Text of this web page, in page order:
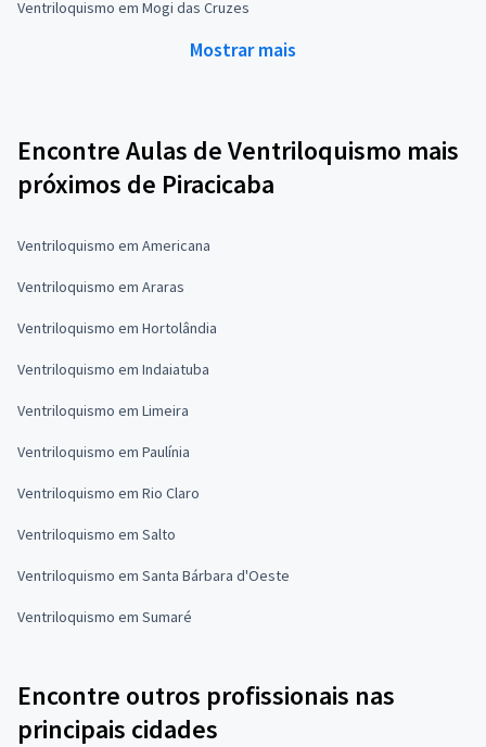
Ventriloquismo em Mogi das Cruzes
Mostrar mais
Encontre Aulas de Ventriloquismo mais
próximos de Piracicaba
Ventriloquismo em Americana
Ventriloquismo em Araras
Ventriloquismo em Hortolândia
Ventriloquismo em Indaiatuba
Ventriloquismo em Limeira
Ventriloquismo em Paulínia
Ventriloquismo em Rio Claro
Ventriloquismo em Salto
Ventriloquismo em Santa Bárbara d'Oeste
Ventriloquismo em Sumaré
Encontre outros profissionais nas
principais cidades